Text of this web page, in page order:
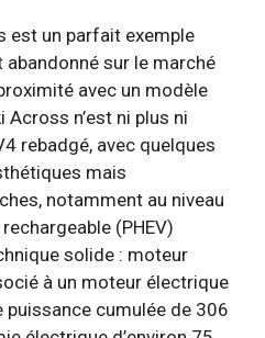
est un parfait exemple
abandonné sur le marché
avec un modèle
n’est ni plus ni
rebadgé, avec quelques
mais
notamment au niveau
(PHEV)
solide : moteur
à un moteur électrique
puissance cumulée de 306